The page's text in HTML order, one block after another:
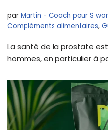
par Martin - Coach pour S
Compléments alimentaires,
La santé de la prostate
hommes, en particulier à